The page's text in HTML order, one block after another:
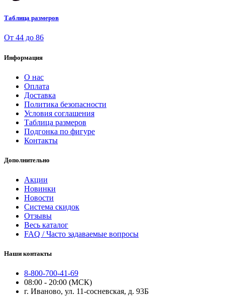
Таблица размеров
От 44 до 86
Информация
О нас
Оплата
Доставка
Политика безопасности
Условия соглашения
Таблица размеров
Подгонка по фигуре
Контакты
Дополнительно
Акции
Новинки
Новости
Система скидок
Отзывы
Весь каталог
FAQ / Часто задаваемые вопросы
Наши контакты
8-800-700-41-69
08:00 - 20:00 (МСК)
г. Иваново, ул. 11-сосневская, д. 93Б